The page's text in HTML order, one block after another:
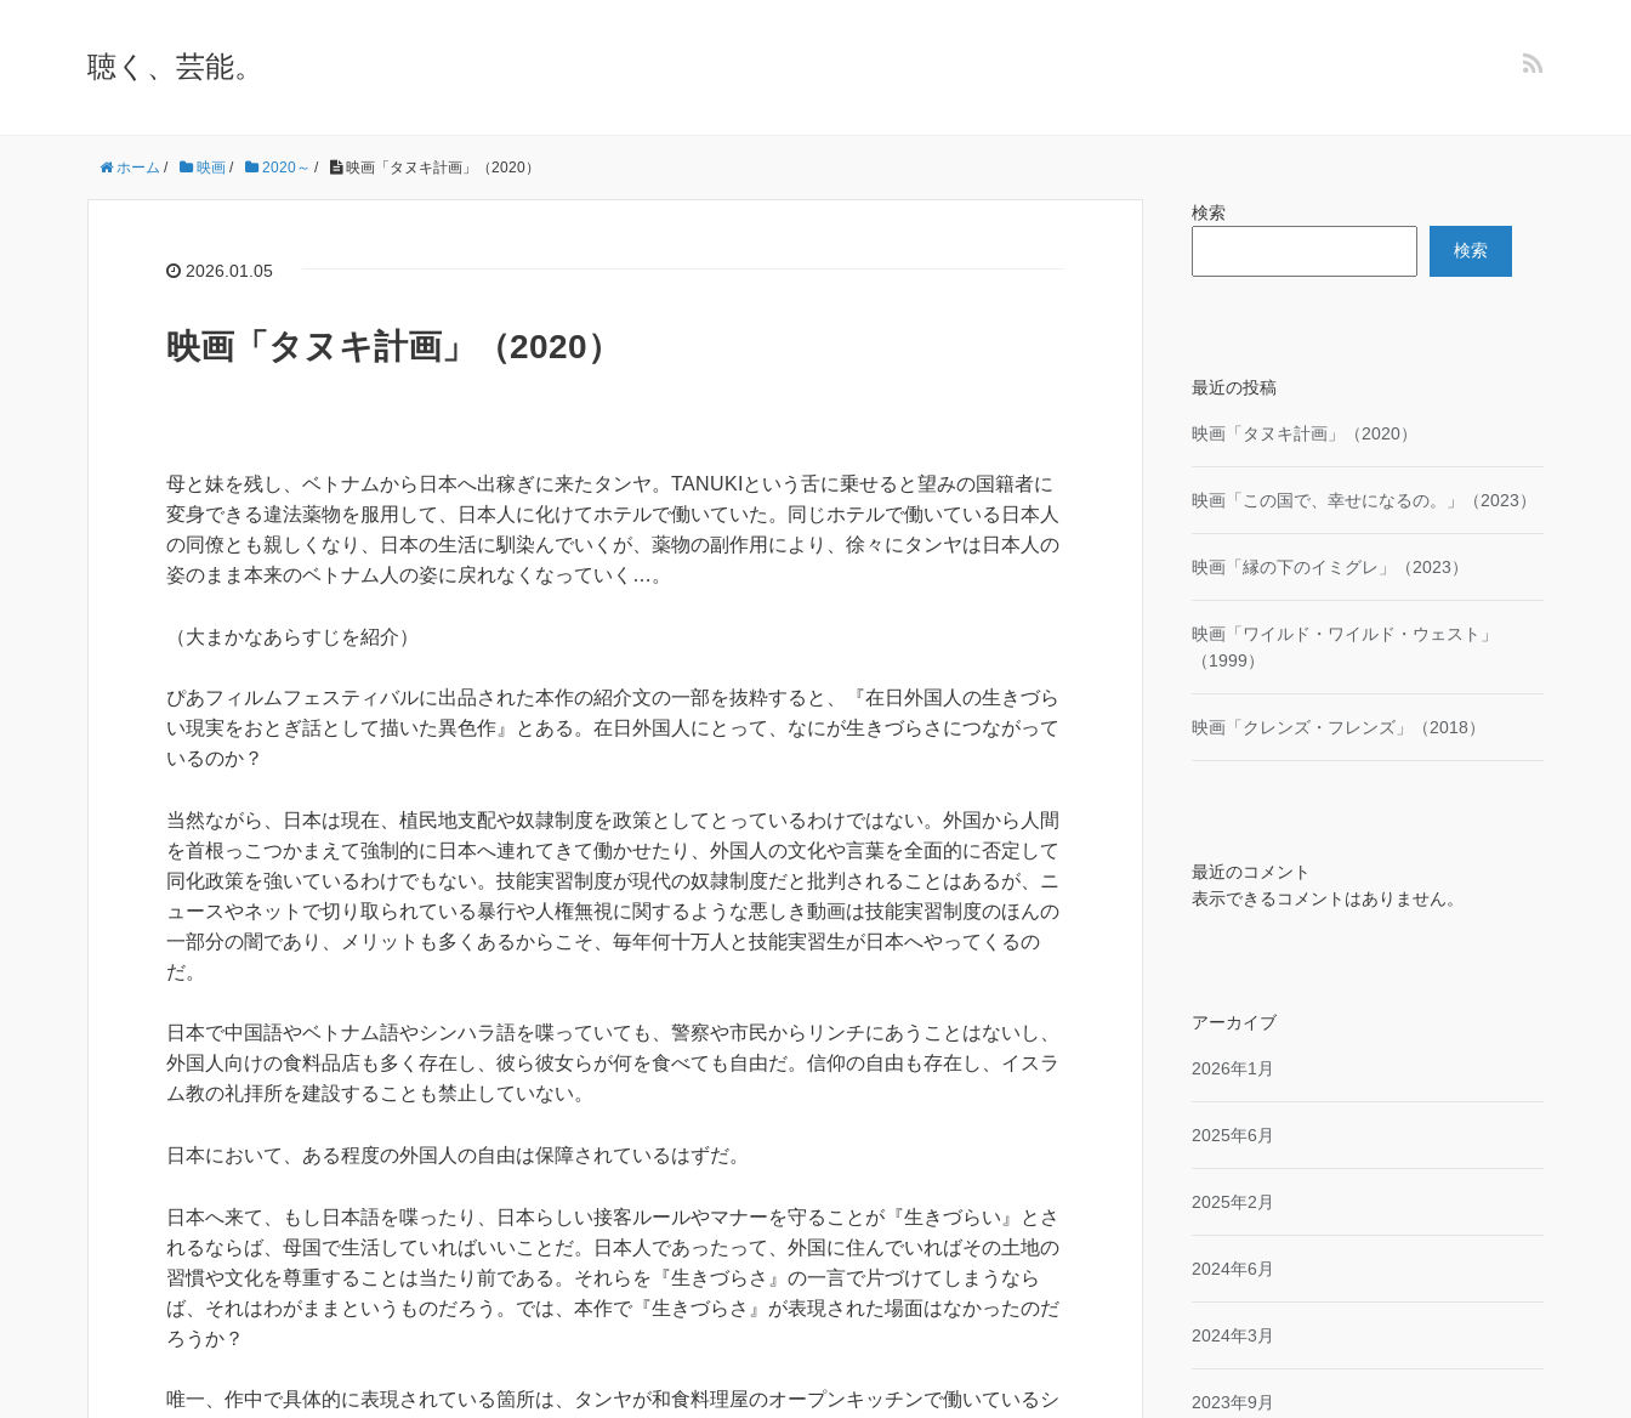
聴く、芸能。
ホーム / 映画 / 2020～ / 映画「タヌキ計画」（2020）
2026.01.05
映画「タヌキ計画」（2020）
母と妹を残し、ベトナムから日本へ出稼ぎに来たタンヤ。TANUKIという舌に乗せると望みの国籍者に
変身できる違法薬物を服用して、日本人に化けてホテルで働いていた。同じホテルで働いている日本人
の同僚とも親しくなり、日本の生活に馴染んでいくが、薬物の副作用により、徐々にタンヤは日本人の
姿のまま本来のベトナム人の姿に戻れなくなっていく…。
（大まかなあらすじを紹介）
ぴあフィルムフェスティバルに出品された本作の紹介文の一部を抜粋すると、『在日外国人の生きづら
い現実をおとぎ話として描いた異色作』とある。在日外国人にとって、なにが生きづらさにつながって
いるのか？
当然ながら、日本は現在、植民地支配や奴隷制度を政策としてとっているわけではない。外国から人間
を首根っこつかまえて強制的に日本へ連れてきて働かせたり、外国人の文化や言葉を全面的に否定して
同化政策を強いているわけでもない。技能実習制度が現代の奴隷制度だと批判されることはあるが、ニ
ュースやネットで切り取られている暴行や人権無視に関するような悪しき動画は技能実習制度のほんの
一部分の闇であり、メリットも多くあるからこそ、毎年何十万人と技能実習生が日本へやってくるの
だ。
日本で中国語やベトナム語やシンハラ語を喋っていても、警察や市民からリンチにあうことはないし、
外国人向けの食料品店も多く存在し、彼ら彼女らが何を食べても自由だ。信仰の自由も存在し、イスラ
ム教の礼拝所を建設することも禁止していない。
日本において、ある程度の外国人の自由は保障されているはずだ。
日本へ来て、もし日本語を喋ったり、日本らしい接客ルールやマナーを守ることが『生きづらい』とさ
れるならば、母国で生活していればいいことだ。日本人であったって、外国に住んでいればその土地の
習慣や文化を尊重することは当たり前である。それらを『生きづらさ』の一言で片づけてしまうなら
ば、それはわがままというものだろう。では、本作で『生きづらさ』が表現された場面はなかったのだ
ろうか？
唯一、作中で具体的に表現されている箇所は、タンヤが和食料理屋のオープンキッチンで働いているシ
検索
検索
最近の投稿
映画「タヌキ計画」（2020）
映画「この国で、幸せになるの。」（2023）
映画「縁の下のイミグレ」（2023）
映画「ワイルド・ワイルド・ウェスト」
（1999）
映画「クレンズ・フレンズ」（2018）
最近のコメント
表示できるコメントはありません。
アーカイブ
2026年1月
2025年6月
2025年2月
2024年6月
2024年3月
2023年9月